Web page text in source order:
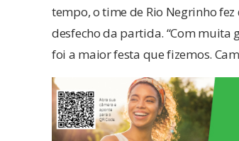
tempo, o time de Rio Negrinho
desfecho da partida. “Com muita
foi a maior festa que fizemos.